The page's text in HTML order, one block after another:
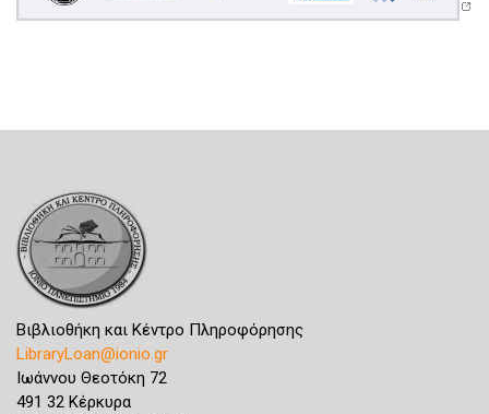
Βιβλιοθήκη και Κέντρο Πληροφόρησης
LibraryLoan@ionio.gr
Ιωάννου Θεοτόκη 72
491 32 Κέρκυρα